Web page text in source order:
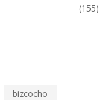
(155)
bizcocho